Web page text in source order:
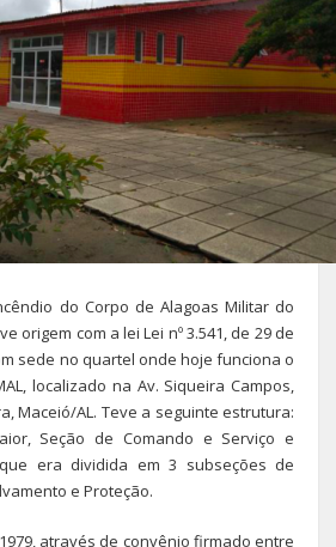
do Corpo de Alagoas Militar do
origem com a lei Lei nº 3.541, de 29 de
sede no quartel onde hoje funciona o
localizado na Av. Siqueira Campos,
Maceió/AL. Teve a seguinte estrutura:
Seção de Comando e Serviço e
era dividida em 3 subseções de
e Proteção.
através de convênio firmado entre